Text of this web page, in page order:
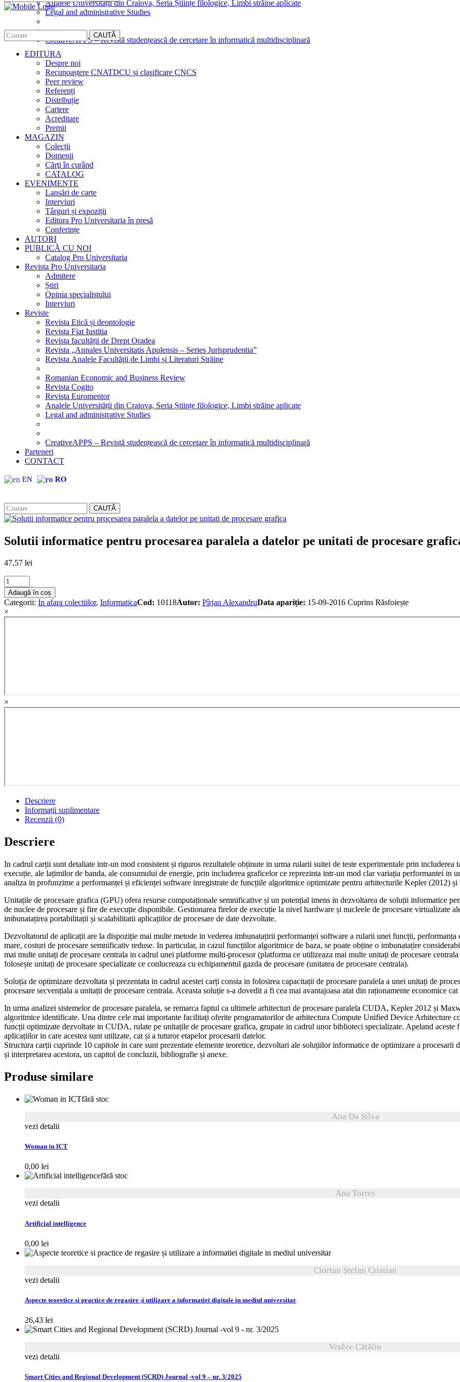
Analele Universității din Craiova, Seria Științe filologice, Limbi străine aplicate
Legal and administrative Studies
CreativeAPPS – Revistă studențească de cercetare în informatică multidisciplinară
CAUTĂ
EDITURA
Despre noi
Recunoaștere CNATDCU și clasificare CNCS
Peer review
Referenți
Distribuție
Cariere
Acreditare
Premii
MAGAZIN
Colecții
Domenii
Cărţi în curând
CATALOG
EVENIMENTE
Lansări de carte
Interviuri
Târguri și expoziții
Editura Pro Universitaria în presă
Conferințe
AUTORI
PUBLICĂ CU NOI
Catalog Pro Universitaria
Revista Pro Universitaria
Admitere
Știri
Opinia specialistului
Interviuri
Reviste
Revista Etică și deontologie
Revista Fiat Iustitia
Revista facultății de Drept Oradea
Revista „Annales Universitatis Apulensis – Series Jurisprudentia”
Revista Analele Facultăţii de Limbi și Literaturi Străine
Romanian Economic and Business Review
Revista Cogito
Revista Euromentor
Analele Universității din Craiova, Seria Științe filologice, Limbi străine aplicate
Legal and administrative Studies
CreativeAPPS – Revistă studențească de cercetare în informatică multidisciplinară
Parteneri
CONTACT
EN RO
CAUTĂ
Solutii informatice pentru procesarea paralela a datelor pe unitati de procesare
47,57 lei
Solutii
informatice
pentru
procesarea
paralela
Adaugă în coș
Categorii: In afara colectiilor, InformaticaCod: 10118Autor: Pîrjan AlexandruData apariție: 15-09-2016 Cuprins Răsfoiește
×
×
Descriere
Informații suplimentare
Recenzii (0)
Descriere
In cadrul carții sunt detaliate intr-un mod consistent și riguros rezultatele obținute in urma rularii suitei de teste experimentale prin
execuție, ale lațimilor de banda, ale consumului de energie, prin includerea graficelor ce reprezinta intr-un mod clar variația performantei in
analiza in profunzime a performanței și eficienței software inregistrate de funcțiile algoritmice optimizate pentru arhitecturile Kepler (2012)
Unitațile de procesare grafica (GPU) ofera resurse computaționale semnificative și un potențial imens in dezvoltarea de soluții informatice
de nuclee de procesare și fire de execuție disponibile. Gestionarea firelor de execuție la nivel hardware și nucleele de procesare virtualizate
imbunatațirea portabilitații și scalabilitatii aplicațiilor de procesare de date dezvoltate.
Dezvoltatorul de aplicații are la dispoziție mai multe metode in vederea imbunatațirii performanței software a rularii unei funcții,
mare, costuri de procesare semnificativ reduse. In particular, in cazul funcțiilor algoritmice de baza, se poate obține o imbunatațire
mai multe unitați de procesare centrala in cadrul unei platforme multi-procesor (platforma ce utilizeaza mai multe unitați de procesare
folosește unitați de procesare specializate ce conlucreaza cu echipamentul gazda de procesare (unitatea de procesare centrala).
Soluția de optimizare dezvoltata și prezentata in cadrul acestei carți consta in folosirea capacitații de procesare paralela a unei unitați de
procesare secvențiala a unitații de procesare centrala. Aceasta soluție s-a dovedit a fi cea mai avantajoasa atat din raționamente economice
In urma analizei sistemelor de procesare paralela, se remarca faptul ca ultimele arhitecturi de procesare paralela CUDA, Kepler 2012 și
algoritmice identificate. Una dintre cele mai importante facilitați oferite programatorilor de arhitectura Compute Unified Device Arhitecture
funcții optimizate dezvoltate in CUDA, rulate pe unitațile de procesare grafica, grupate in cadrul unor biblioteci specializate. Apeland
aplicațiilor in care acestea sunt utilizate, cat și a tuturor etapelor procesarii datelor.
Structura carții cuprinde 10 capitole in care sunt prezentate elemente teoretice, dezvoltari ale soluțiilor informatice de optimizare a procesarii
și interpretarea acestora, un capitol de concluzii, bibliografie și anexe.
Produse similare
fără stoc
Ana Da Silva
vezi detalii
Woman in ICT
0,00 lei
fără stoc
Ana Torres
vezi detalii
Artificial intelligence
0,00 lei
Ciortan Ștefan Cristian
vezi detalii
Aspecte teoretice si practice de regasire și utilizare a informatiei digitale in mediul universitar
26,43 lei
Vrabie Cătălin
vezi detalii
Smart Cities and Regional Development (SCRD) Journal -vol 9 – nr. 3/2025